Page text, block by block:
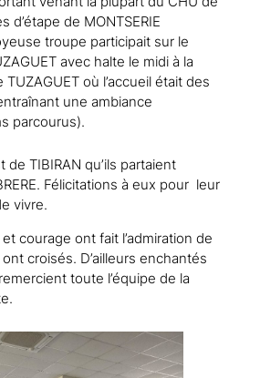
d’étape de MONTSERIE
troupe participait sur le
avec halte le midi à la
où l’accueil était des
une ambiance
parcourus).
de TIBIRAN qu’ils partaient
Félicitations à eux pour leur
vivre.
courage ont fait l’admiration de
croisés. D’ailleurs enchantés
toute l’équipe de la